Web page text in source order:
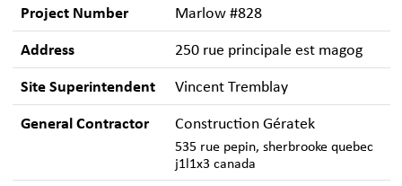
Project Number Marlow #828
Address 250 rue principale est magog
Site Superintendent Vincent Tremblay
General Contractor Construction Gératek
535 rue pepin, sherbrooke quebec
j1l1x3 canada